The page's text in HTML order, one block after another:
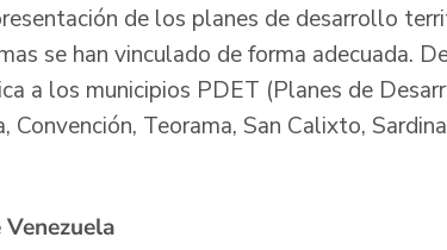
de los planes de desarrollo
se han vinculado de forma adecuada.
a los municipios PDET (Planes de
Convención, Teorama, San Calixto,